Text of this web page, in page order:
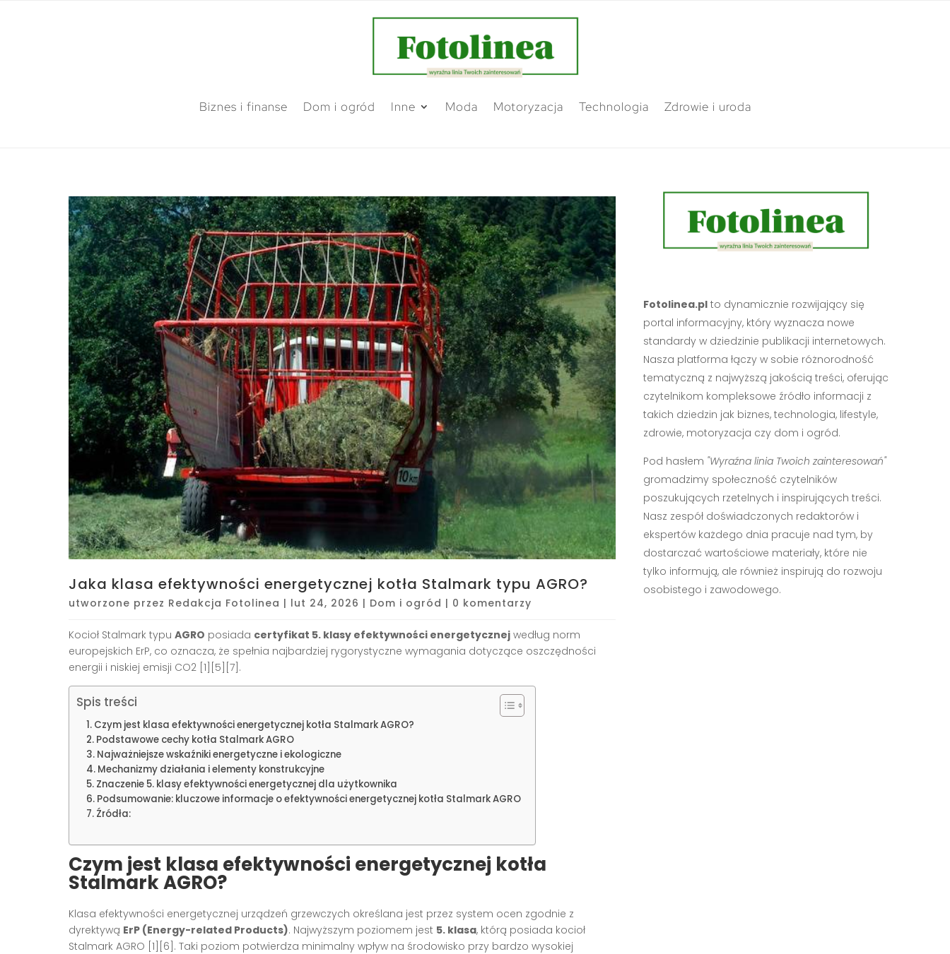
Biznes i finanse Dom i ogród Inne Moda Motoryzacja Technologia Zdrowie i uroda
Jaka klasa efektywności energetycznej kotła Stalmark typu AGRO?
utworzone przez Redakcja Fotolinea | lut 24, 2026 | Dom i ogród | 0 komentarzy
Kocioł Stalmark typu AGRO posiada certyfikat 5. klasy efektywności energetycznej według norm
europejskich ErP, co oznacza, że spełnia najbardziej rygorystyczne wymagania dotyczące oszczędności
energii i niskiej emisji CO2 [1][5][7] .
Spis treści
Czym jest klasa efektywności energetycznej kotła Stalmark AGRO?
Podstawowe cechy kotła Stalmark AGRO
Najważniejsze wskaźniki energetyczne i ekologiczne
Mechanizmy działania i elementy konstrukcyjne
Znaczenie 5. klasy efektywności energetycznej dla użytkownika
Podsumowanie: kluczowe informacje o efektywności energetycznej kotła Stalmark AGRO
Źródła:
Czym jest klasa efektywności energetycznej kotła
Stalmark AGRO?
Klasa efektywności energetycznej urządzeń grzewczych określana jest przez system ocen zgodnie z
dyrektywą ErP (Energy-related Products). Najwyższym poziomem jest 5. klasa, którą posiada kocioł
Stalmark AGRO [1][6] . Taki poziom potwierdza minimalny wpływ na środowisko przy bardzo wysokiej
Fotolinea.plto dynamicznie rozwijający się
portal informacyjny, który wyznacza nowe
standardy w dziedzinie publikacji internetowych.
Nasza platforma łączy w sobie różnorodność
tematyczną z najwyższą jakością treści, oferując
czytelnikom kompleksowe źródło informacji z
takich dziedzin jak biznes, technologia, lifestyle,
zdrowie, motoryzacja czy dom i ogród.
Pod hasłem "Wyraźna linia Twoich zainteresowań"
gromadzimy społeczność czytelników
poszukujących rzetelnych i inspirujących treści.
Nasz zespół doświadczonych redaktorów i
ekspertów każdego dnia pracuje nad tym, by
dostarczać wartościowe materiały, które nie
tylko informują, ale również inspirują do rozwoju
osobistego i zawodowego.